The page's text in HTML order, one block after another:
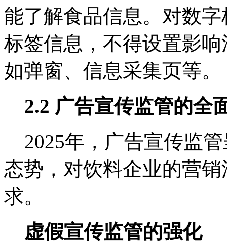
能了解食品信息。对数
标签信息，不得设置影
如弹窗、信息采集页等。
2.2 广告宣传监管的全
2025年，广告宣传监
态势，对饮料企业的营
求。
虚假宣传监管的强化